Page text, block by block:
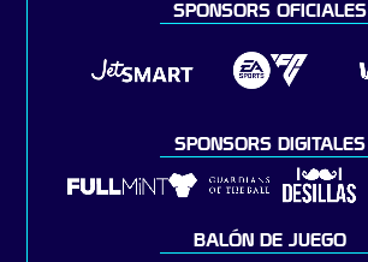
SPONSORS OFICIALES
SPONSORS DIGITALES
BALÓN DE JUEGO